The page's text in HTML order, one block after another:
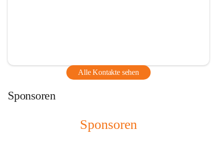
Alle Kontakte sehen
Sponsoren
Sponsoren